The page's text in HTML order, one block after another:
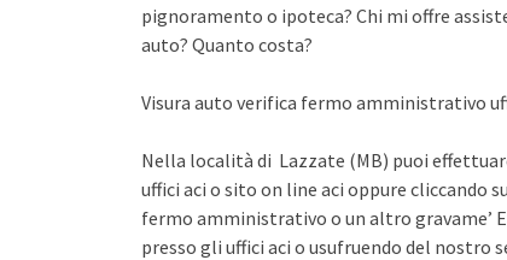
pignoramento o ipoteca? Chi mi offre
auto? Quanto costa?
Visura auto verifica fermo amministrativo
Nella località di Lazzate (MB) puoi
uffici aci o sito on line aci oppure cliccando
fermo amministrativo o un altro gravame’
presso gli uffici aci o usufruendo del nostro